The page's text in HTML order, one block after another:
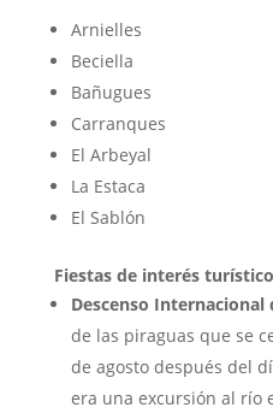
Arnielles
Beciella
Bañugues
Carranques
El Arbeyal
La Estaca
El Sablón
Fiestas de interés
Descenso Internacional
de las piraguas que se
de agosto después del
era una excursión al río